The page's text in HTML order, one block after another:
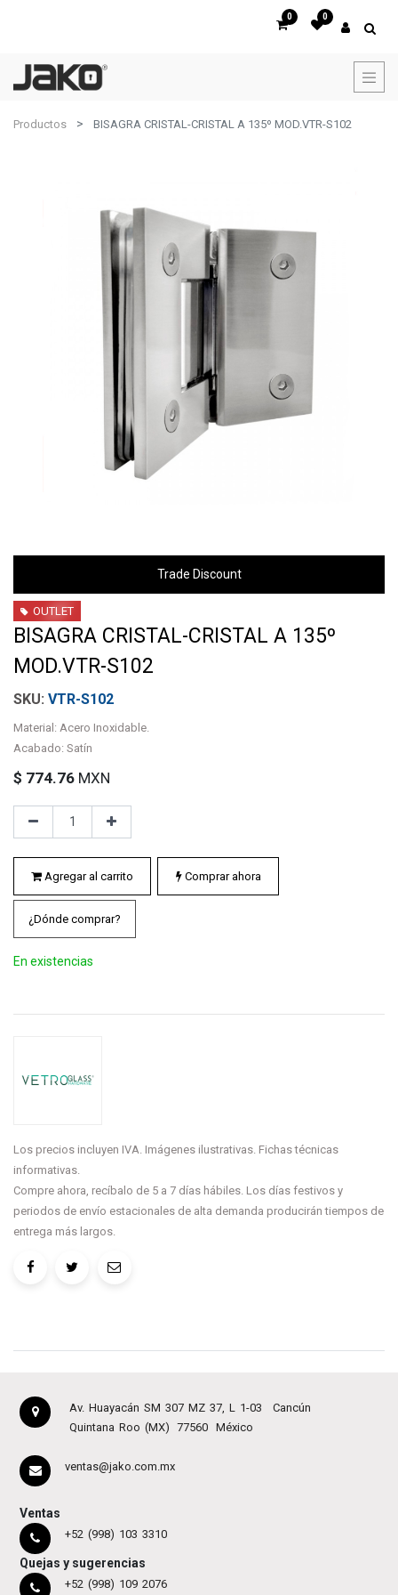
0 0
Productos BISAGRA CRISTAL-CRISTAL A 135º MOD.VTR-S102
Trade Discount
OUTLET
BISAGRA CRISTAL-CRISTAL A 135º
MOD.VTR-S102
VTR-S102
Material: Acero Inoxidable.
Acabado: Satín
$ 774.76 MXN
Agregar al carrito Comprar ahora
¿Dónde comprar?
En existencias
Los precios incluyen IVA. Imágenes ilustrativas. Fichas técnicas
informativas.
Compre ahora, recíbalo de 5 a 7 días hábiles. Los días festivos y
periodos de envío estacionales de alta demanda producirán tiempos de
entrega más largos.
Av. Huayacán SM 307 MZ 37, L 1-03
Cancún
Quintana Roo (MX)
77560 México
ventas@jako.com.mx
Ventas
+52 (998) 103 3310
Quejas y sugerencias
+52 (998) 109 2076